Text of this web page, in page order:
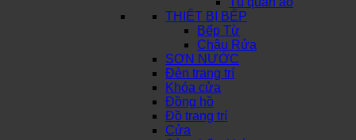
THIẾT BỊ BẾP
Bếp Từ
Chậu Rửa
SƠN NƯỚC
Đèn trang trí
Khóa cửa
Đồng hồ
Đồ trang trí
Cửa